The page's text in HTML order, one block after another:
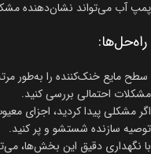
پمپ آب می‌تواند نشان‌دهنده
راه‌حل‌ها:
سطح مایع خنک‌کننده را به‌طور
مشکلات احتمالی بررسی کنید.
اگر مشکلی پیدا کردید، اجزای
توصیه سازنده شستشو و پر کنید.
با نگهداری دقیق این بخش‌ها،